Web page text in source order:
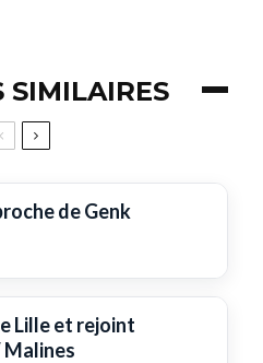
SIMILAIRES
de Genk
Lille et rejoint